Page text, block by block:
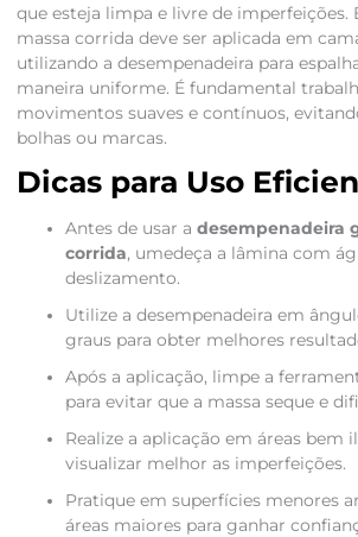
que esteja limpa e livre de imperfeições.
massa corrida deve ser aplicada em
utilizando a desempenadeira para
maneira uniforme. É fundamental
movimentos suaves e contínuos,
bolhas ou marcas.
Dicas para Uso
Antes de usar a desempenadeira
corrida, umedeça a lâmina com
deslizamento.
Utilize a desempenadeira em
graus para obter melhores
Após a aplicação, limpe a
para evitar que a massa seque e
Realize a aplicação em áreas bem
visualizar melhor as imperfeições.
Pratique em superfícies menores
áreas maiores para ganhar